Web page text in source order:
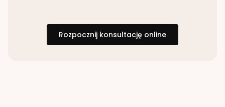
Rozpocznij konsultację online